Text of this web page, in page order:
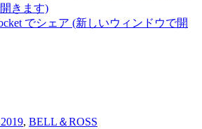
きます)
でシェア (新しいウィンドウで開
, BELL＆ROSS